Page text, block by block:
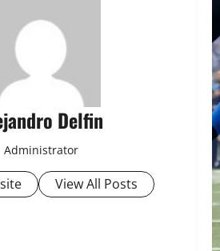
Delfin
Administrator
View All Posts